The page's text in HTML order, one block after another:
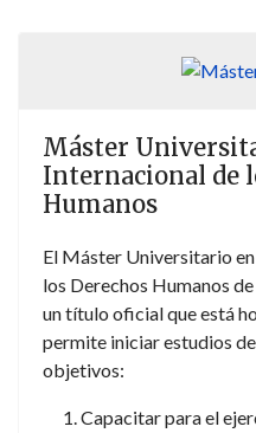
metodología de la
Máster
Internacional de
Humanos
El Máster Universitario
los Derechos Humanos
un título oficial que está
permite iniciar estudios
objetivos:
Capacitar para el